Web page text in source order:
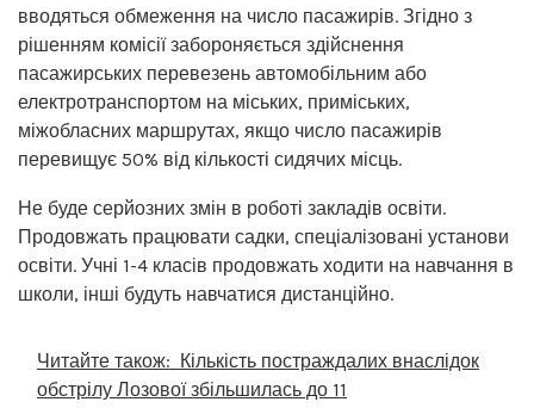
вводяться обмеження на число пасажирів. Згідно з
рішенням комісії забороняється здійснення
пасажирських перевезень автомобільним або
електротранспортом на міських, приміських,
міжобласних маршрутах, якщо число пасажирів
перевищує 50% від кількості сидячих місць.
Не буде серйозних змін в роботі закладів освіти.
Продовжать працювати садки, спеціалізовані установи
освіти. Учні 1-4 класів продовжать ходити на навчання в
школи, інші будуть навчатися дистанційно.
Читайте також: Кількість постраждалих внаслідок
обстрілу Лозової збільшилась до 11